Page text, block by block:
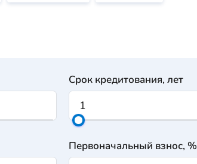
Срок кредитования, лет
Первоначальный взнос, %